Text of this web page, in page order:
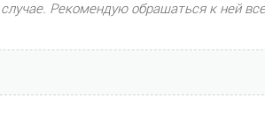
случае. Рекомендую обращаться к ней